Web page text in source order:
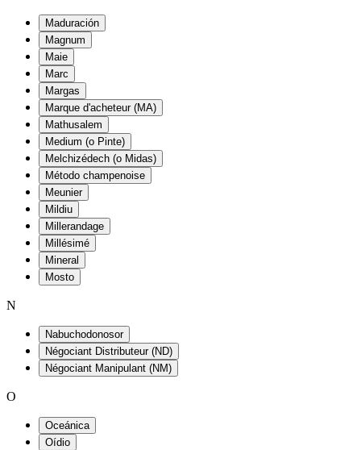
Maduración
Magnum
Maie
Marc
Margas
Marque d'acheteur (MA)
Mathusalem
Medium (o Pinte)
Melchizédech (o Midas)
Método champenoise
Meunier
Mildiu
Millerandage
Millésimé
Mineral
Mosto
N
Nabuchodonosor
Négociant Distributeur (ND)
Négociant Manipulant (NM)
O
Oceánica
Oídio